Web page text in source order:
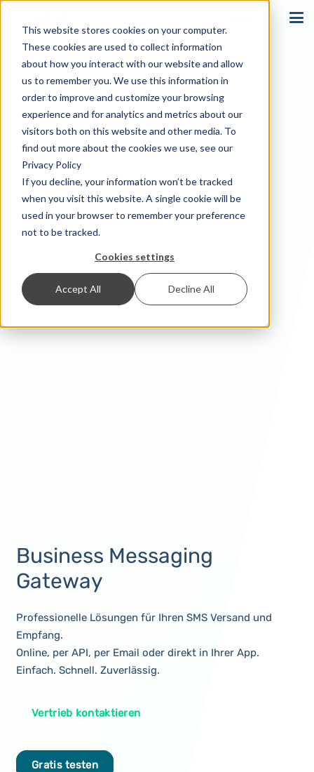
This website stores cookies on your computer.
These cookies are used to collect information
about how you interact with our website and allow
us to remember you. We use this information in
order to improve and customize your browsing
experience and for analytics and metrics about our
visitors both on this website and other media. To
find out more about the cookies we use, see our
Privacy Policy
If you decline, your information won’t be tracked
when you visit this website. A single cookie will be
used in your browser to remember your preference
not to be tracked.
Cookies settings
Accept All Decline All
Business Messaging
Gateway
Professionelle Lösungen für Ihren SMS Versand und
Empfang.
Online, per API, per Email oder direkt in Ihrer App.
Einfach. Schnell. Zuverlässig.
Vertrieb kontaktieren
Gratis testen